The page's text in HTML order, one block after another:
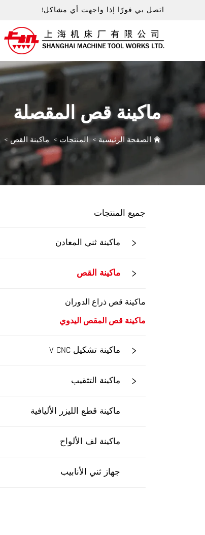
اتصل بي فورًا إذا واجهت أي مشاكل!
ماكينة قص المقصلة
الصفحة الرئيسية >المنتجات > ماكينة القص >
جميع المنتجات
ماكينة ثني المعادن
ماكينة القص
ماكينة قص ذراع الدوران
ماكينة قص المقص اليدوي
ماكينة تشكيل V CNC
ماكينة التثقيب
ماكينة قطع الليزر الأليافية
ماكينة لف الألواح
جهاز ثني الأنابيب